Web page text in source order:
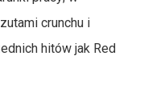
crunchu i
hitów jak Red